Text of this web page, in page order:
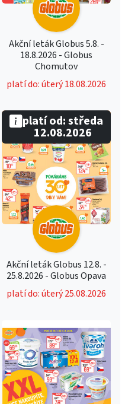
Akční leták Globus 5.8. -
18.8.2026 - Globus
Chomutov
platí do: úterý 18.08.2026
Akční leták Globus 12.8. -
25.8.2026 - Globus Opava
platí do: úterý 25.08.2026
platí od: středa
12.08.2026